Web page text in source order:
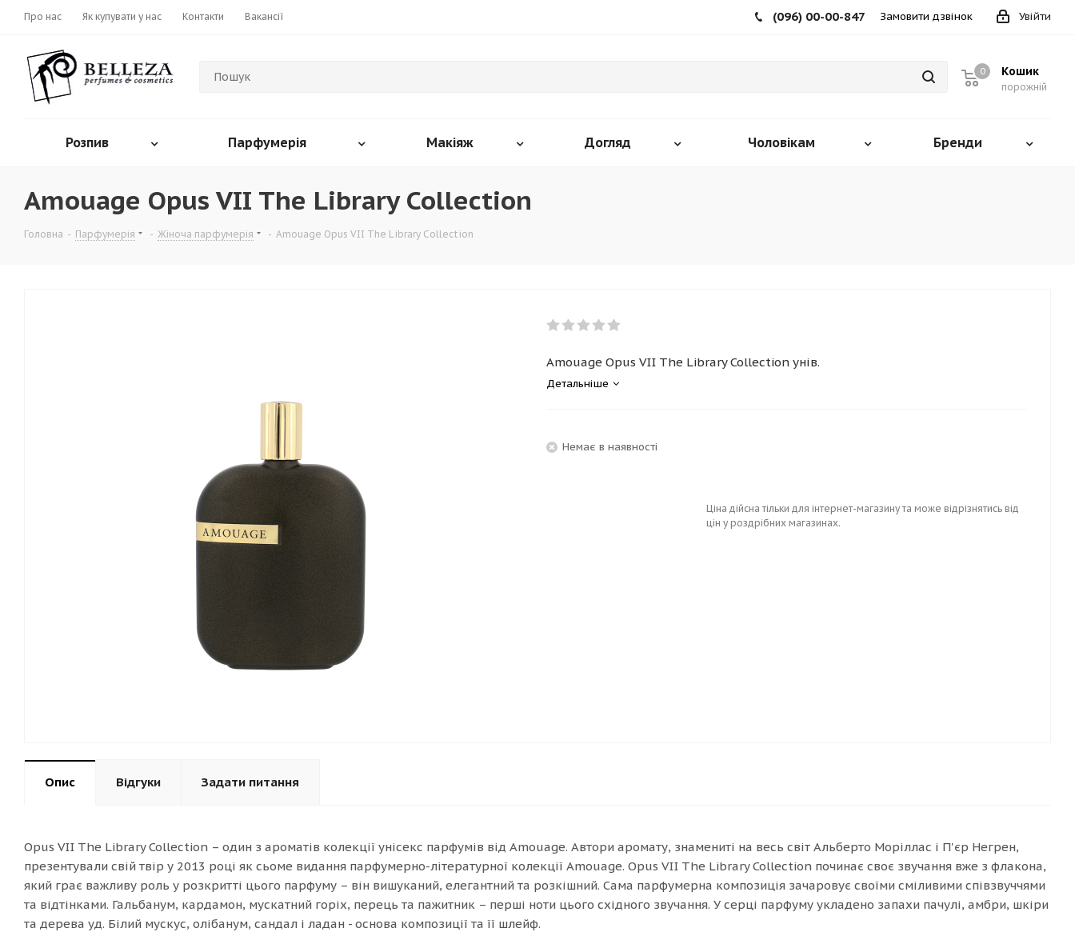
Про нас Як купувати у нас Контакти Вакансії Увійти
(096) 00-00-847 Замовити дзвінок
Кошик
порожній
0
Розпив Парфумерія Макіяж Догляд Чоловікам Бренди
Amouage Opus VII The Library Collection
Головна - Парфумерія - Жіноча парфумерія - Amouage Opus VII The Library Collection
Amouage Opus VII The Library Collection унів.
Детальніше
Немає в наявності
Ціна дійсна тільки для інтернет-магазину та може відрізнятись від
цін у роздрібних магазинах.
Опис Відгуки Задати питання
Opus VII The Library Collection – один з ароматів колекції унісекс парфумів від Amouage. Автори аромату, знамениті на весь світ Альберто Моріллас і П'єр Негрен,
презентували свій твір у 2013 році як сьоме видання парфумерно-літературної колекції Amouage. Opus VII The Library Collection починає своє звучання вже з флакона,
який грає важливу роль у розкритті цього парфуму – він вишуканий, елегантний та розкішний. Сама парфумерна композиція зачаровує своїми сміливими співзвуччями
та відтінками. Гальбанум, кардамон, мускатний горіх, перець та пажитник – перші ноти цього східного звучання. У серці парфуму укладено запахи пачулі, амбри, шкіри
та дерева уд. Білий мускус, олібанум, сандал і ладан - основа композиції та її шлейф.